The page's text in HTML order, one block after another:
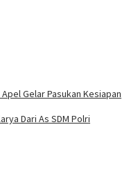
Gelar Pasukan Kesiapan
Dari As SDM Polri